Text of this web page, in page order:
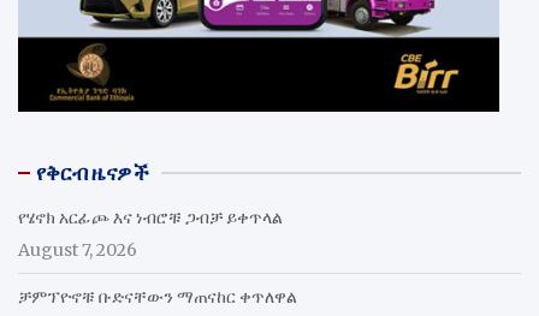
የቅርብ ዜናዎች
የሄኖክ አርፊጮ እና ነብሮቹ ጋብቻ ይቀጥላል
August 7, 2026
ቻምፕዮኖቹ ቡድናቸውን ማጠናከር ቀጥለዋል